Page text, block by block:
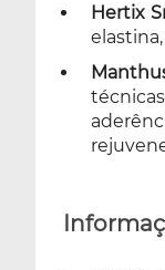
Hertix